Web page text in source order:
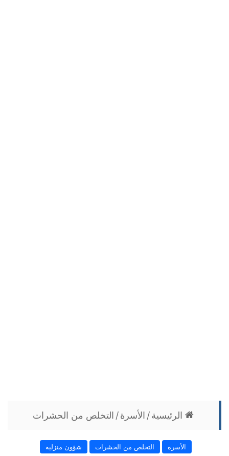
الرئيسية/ الأسرة/ التخلص من الحشرات
الأسرة التخلص من الحشرات شؤون منزلية